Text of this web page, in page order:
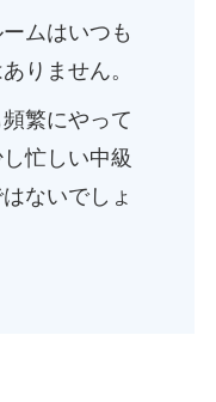
ムはいつも
りません。
繁にやって
忙しい中級
ないでしょ